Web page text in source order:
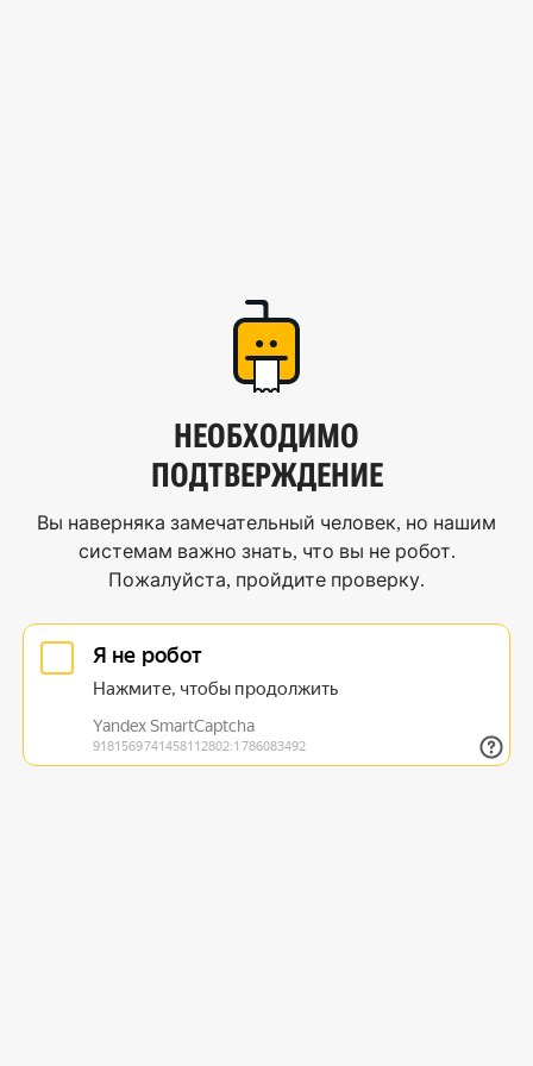
НЕОБХОДИМО
ПОДТВЕРЖДЕНИЕ
Вы наверняка замечательный человек, но нашим
системам важно знать, что вы не робот.
Пожалуйста, пройдите проверку.